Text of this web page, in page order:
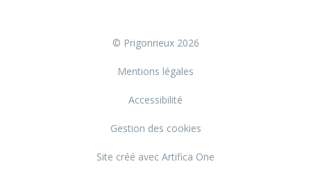
© Prigonrieux 2026
Mentions légales
Accessibilité
Gestion des cookies
Site créé avec Artifica One